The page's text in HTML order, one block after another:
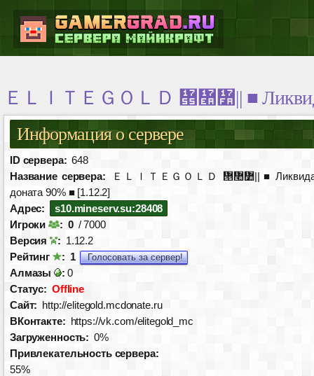
ＥＬＩＴＥＧＯＬＤ ᝕៪៺|| ■
Информация о сервере
ID сервера: 648
Название сервера:
ＥＬＩＴＥＧＯＬＤ ᝕៪៺|| ■
доната 90% ■ [1.12.2]
Адрес:
s10.mineserv.su:28408
Игроки
: 0 / 7000
Версия
: 1.12.2
Рейтинг
: 1 Голосовать за сервер!
Алмазы : 0
Статус: Offline
Сайт: http://elitegold.mcdonate.ru
ВКонтакте: https://vk.com/elitegold_mc
Загруженность: 0%
Привлекательность сервера:
55%